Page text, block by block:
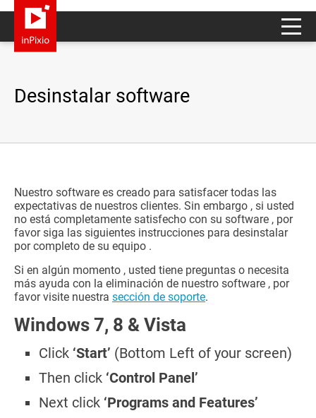
Desinstalar software
Nuestro software es creado para satisfacer todas las
expectativas de nuestros clientes. Sin embargo , si usted
no está completamente satisfecho con su software , por
favor siga las siguientes instrucciones para desinstalar
por completo de su equipo .
Si en algún momento , usted tiene preguntas o necesita
más ayuda con la eliminación de nuestro software , por
favor visite nuestra sección de soporte.
Windows 7, 8 & Vista
Click ‘Start’ (Bottom Left of your screen)
Then click ‘Control Panel’
Next click ‘Programs and Features’